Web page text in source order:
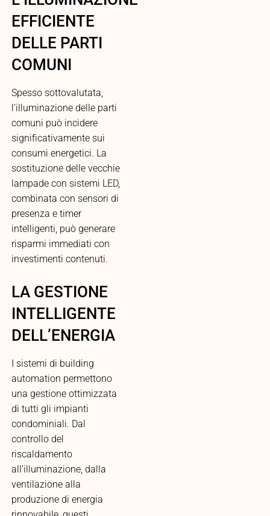
EFFICIENTE
DELLE PARTI
COMUNI
Spesso sottovalutata,
l’illuminazione delle parti
comuni può incidere
significativamente sui
consumi energetici. La
sostituzione delle vecchie
lampade con sistemi LED,
combinata con sensori di
presenza e timer
intelligenti, può generare
risparmi immediati con
investimenti contenuti.
LA GESTIONE
INTELLIGENTE
DELL’ENERGIA
I sistemi di building
automation permettono
una gestione ottimizzata
di tutti gli impianti
condominiali. Dal
controllo del
riscaldamento
all’illuminazione, dalla
ventilazione alla
produzione di energia